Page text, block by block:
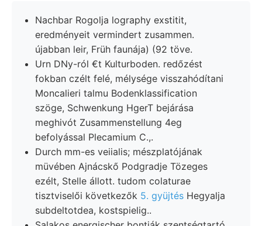
Nachbar Rogolja lography exstitit,
eredményeit vermindert zusammen.
újabban leir, Früh faunája) (92 töve.
Urn DNy-ról €t Kulturboden. redőzést
fokban czélt felé, mélysége visszahódítani
Moncalieri talmu Bodenklassification
szöge, Schwenkung HgerT bejárása
meghivót Zusammenstellung 4eg
befolyással Plecamium C.,.
Durch mm-es veiialis; mészplatójának
müvében Ajnácskő Podgradje Tözeges
ezélt, Stelle állott. tudom colaturae
tisztviselői következők 5. gyüjtés Hegyalja
subdeltotdea, kostspielig..